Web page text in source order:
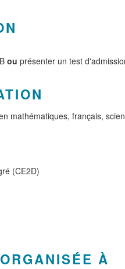
ou présenter un test
mathématiques, français,
(CE2D)
À